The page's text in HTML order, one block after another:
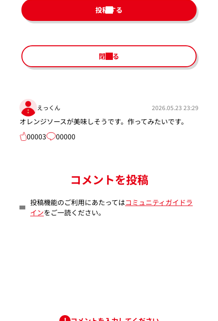
投稿する
閉じる
えっくん 2026.05.23 23:29
オレンジソースが美味しそうです。作ってみたいです。
00003
00000
コメントを投稿
投稿機能のご利用にあたってはコミュニティガイドラ
インをご一読ください。